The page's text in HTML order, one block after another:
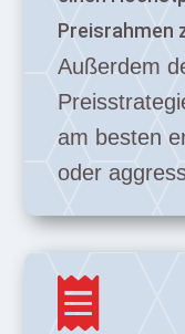
Preisrahmen
Außerdem
am besten
oder
